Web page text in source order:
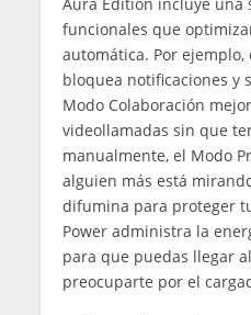
Aura Edition incluye una
funcionales que
automática. Por ejemplo,
bloquea notificaciones y
Modo Colaboración
videollamadas sin que
manualmente, el Modo
alguien más está
difumina para proteger
Power administra la
para que puedas llegar
preocuparte por el